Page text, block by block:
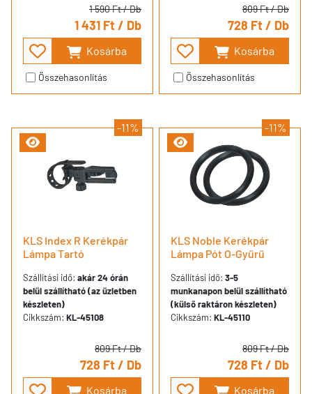
1 590 Ft/ Db
1 431 Ft/ Db
Kosárba
Összehasonlítás
809 Ft/ Db
728 Ft/ Db
Kosárba
Összehasonlítás
-11%
KLS Index R Kerékpár
Lámpa Tartó
Szállítási idő: akár 24 órán
belül szállítható (az üzletben
készleten)
Cikkszám: KL-45108
809 Ft/ Db
728 Ft/ Db
Kosárba
-11%
KLS Noble Kerékpár
Lámpa Pót O-Gyűrű
Szállítási idő: 3-5
munkanapon belül szállítható
(külső raktáron készleten)
Cikkszám: KL-45110
809 Ft/ Db
728 Ft/ Db
Kosárba